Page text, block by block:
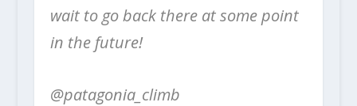
wait to go back there at some point
in the future!
@patagonia_climb